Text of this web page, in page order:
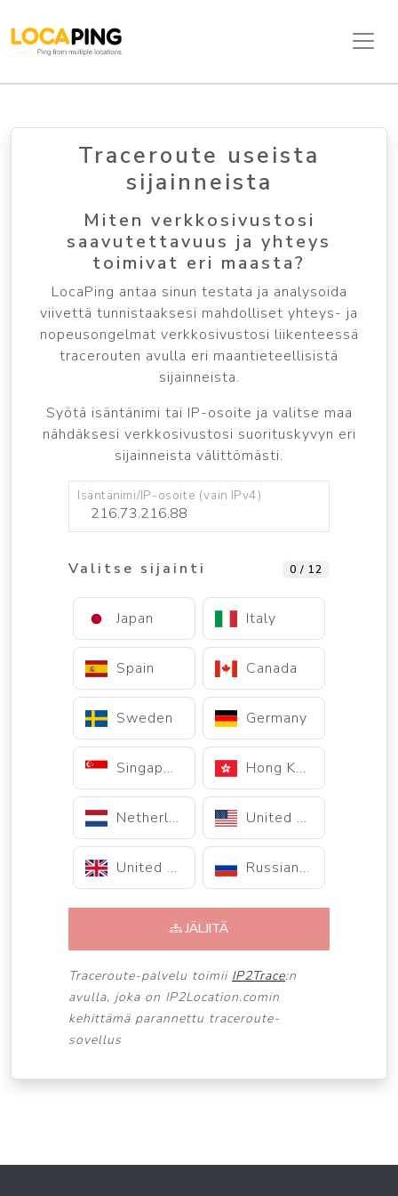
Traceroute useista
sijainneista
Miten verkkosivustosi
saavutettavuus ja yhteys
toimivat eri maasta?
LocaPing antaa sinun testata ja analysoida
viivettä tunnistaaksesi mahdolliset yhteys- ja
nopeusongelmat verkkosivustosi liikenteessä
tracerouten avulla eri maantieteellisistä
sijainneista.
Syötä isäntänimi tai IP-osoite ja valitse maa
nähdäksesi verkkosivustosi suorituskyvyn eri
sijainneista välittömästi.
Isäntänimi/IP-osoite (vain IPv4)
Valitse sijainti 0 / 12
Japan Italy
Spain Canada
Sweden Germany
Singapore Hong Kong
Netherlands United States
United Kingdom Russian Federation
JÄLJITÄ
Traceroute-palvelu toimii IP2Trace:n
avulla, joka on IP2Location.comin
kehittämä parannettu traceroute-
sovellus